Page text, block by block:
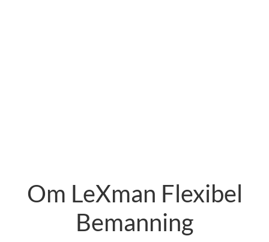
Om LeXman Flexibel
Bemanning